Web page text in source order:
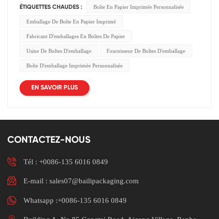
ÉTIQUETTES CHAUDES : Boîte En Papier Imprimée Personnalisée
Emballage De Boîte En Papier Imprimé
Fabricant D'emballages En Boîtes De Papier
Usine De Boîtes D'emballage Fournisseur De Boîtes D'emballage
Boîte D'emballage Imprimée Personnalisée
EN SAVOIR PLUS
CONTACTEZ-NOUS
Tél : +0086-135 6016 0849
E-mail : sales07@bailipackaging.com
Whatsapp :+0086-135 6016 0849